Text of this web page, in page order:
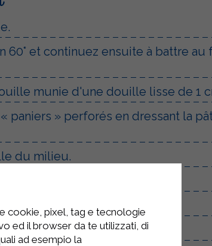
et continuez ensuite à battre au
munie d'une douille lisse de 1
» perforés en dressant la
du milieu.
au batteur électrique.
cookie, pixel, tag e tecnologie
ed il browser da te utilizzati, di
ad esempio la